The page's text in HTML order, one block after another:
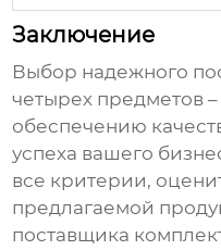
Заключение
Выбор надежного
четырех предметов
обеспечению
успеха вашего
все критерии,
предлагаемой
поставщика